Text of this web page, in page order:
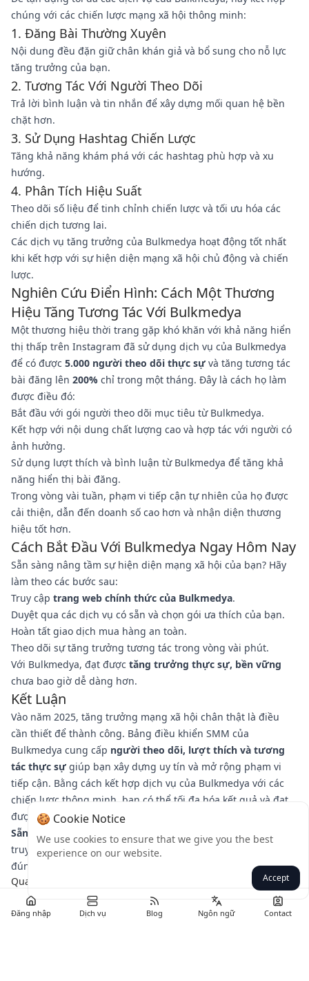
Đăng nhập Dịch vụ Blog Ngôn ngữ Contact
chúng với các chiến lược mạng xã hội thông minh:
1. Đăng Bài Thường Xuyên
Nội dung đều đặn giữ chân khán giả và bổ sung cho nỗ lực
tăng trưởng của bạn.
2. Tương Tác Với Người Theo Dõi
Trả lời bình luận và tin nhắn để xây dựng mối quan hệ bền
chặt hơn.
3. Sử Dụng Hashtag Chiến Lược
Tăng khả năng khám phá với các hashtag phù hợp và xu
hướng.
4. Phân Tích Hiệu Suất
Theo dõi số liệu để tinh chỉnh chiến lược và tối ưu hóa các
chiến dịch tương lai.
Các dịch vụ tăng trưởng của Bulkmedya hoạt động tốt nhất
khi kết hợp với sự hiện diện mạng xã hội chủ động và chiến
lược.
Nghiên Cứu Điển Hình: Cách Một Thương
Hiệu Tăng Tương Tác Với Bulkmedya
Một thương hiệu thời trang gặp khó khăn với khả năng hiển
thị thấp trên Instagram đã sử dụng dịch vụ của Bulkmedya
để có được 5.000 người theo dõi thực sựvà tăng tương tác
bài đăng lên 200% chỉ trong một tháng. Đây là cách họ làm
được điều đó:
Bắt đầu với gói người theo dõi mục tiêu từ Bulkmedya.
Kết hợp với nội dung chất lượng cao và hợp tác với người có
ảnh hưởng.
Sử dụng lượt thích và bình luận từ Bulkmedya để tăng khả
năng hiển thị bài đăng.
Trong vòng vài tuần, phạm vi tiếp cận tự nhiên của họ được
cải thiện, dẫn đến doanh số cao hơn và nhận diện thương
hiệu tốt hơn.
Cách Bắt Đầu Với Bulkmedya Ngay Hôm Nay
Sẵn sàng nâng tầm sự hiện diện mạng xã hội của bạn? Hãy
làm theo các bước sau:
Truy cập trang web chính thức của Bulkmedya.
Duyệt qua các dịch vụ có sẵn và chọn gói ưa thích của bạn.
Hoàn tất giao dịch mua hàng an toàn.
Theo dõi sự tăng trưởng tương tác trong vòng vài phút.
Với Bulkmedya, đạt được tăng trưởng thực sự, bền vững
chưa bao giờ dễ dàng hơn.
Kết Luận
Vào năm 2025, tăng trưởng mạng xã hội chân thật là điều
cần thiết để thành công. Bảng điều khiển SMM của
Bulkmedya cung cấp người theo dõi, lượt thích và tương
tác thực sựgiúp bạn xây dựng uy tín và mở rộng phạm vi
tiếp cận. Bằng cách kết hợp dịch vụ của Bulkmedya với các
chiến lược thông minh, bạn có thể tối đa hóa kết quả và đạt
được tăng trưởng lâu dài.
Sẵn sàng thay đổi sự hiện diện mạng xã hội của bạn?
Hãy
truy cập Bulkmedya ngay hôm nay và bắt đầu phát triển
đúng cách!
Quay lại
🍪 Cookie Notice
We use cookies to ensure that we give you the best
experience on our website.
Accept